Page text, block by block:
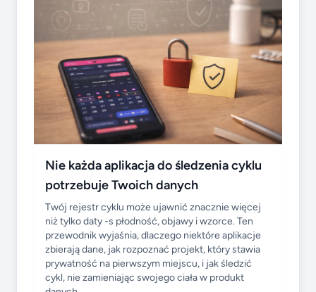
Nie każda aplikacja do śledzenia cyklu
potrzebuje Twoich danych
Twój rejestr cyklu może ujawnić znacznie więcej
niż tylko daty -s płodność, objawy i wzorce. Ten
przewodnik wyjaśnia, dlaczego niektóre aplikacje
zbierają dane, jak rozpoznać projekt, który stawia
prywatność na pierwszym miejscu, i jak śledzić
cykl, nie zamieniając swojego ciała w produkt